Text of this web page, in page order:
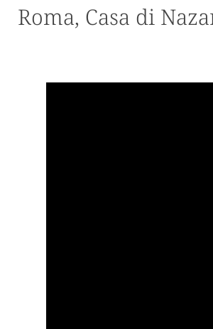
Roma, Casa di